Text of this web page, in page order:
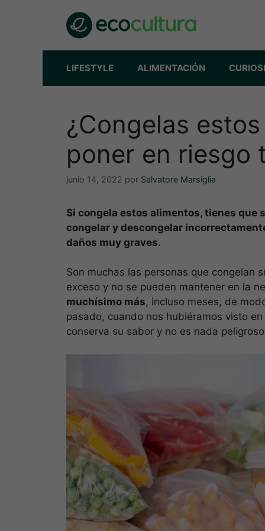
LIFESTYLE ALIMENTACIÓN
¿Congelas
poner en riesgo
junio 14, 2022 por Salvatore Marsiglia
Si congela estos alimentos, tienes que
congelar y descongelar
daños muy graves.
Son muchas las personas que congelan
exceso y no se pueden mantener en la
muchísimo más, incluso meses, de
pasado, cuando nos hubiéramos visto
conserva su sabor y no es nada